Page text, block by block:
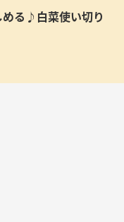
める♪白菜使い切り